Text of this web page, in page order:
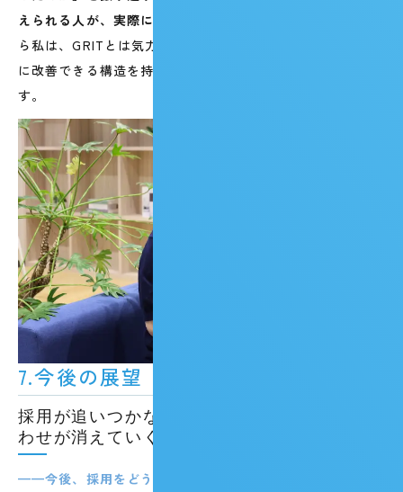
えられる人が、実際に数字を立て直していきます。
ら私は、GRITとは気力の話ではなく、自分の行動を継続的
に改善できる構造を持っているかどうかだと考えていま
す。
7.今後の展望
採用が追いつかなければ、せっかくの問い合
わせが消えていく
——今後、採用をどう強化していきたいですか？